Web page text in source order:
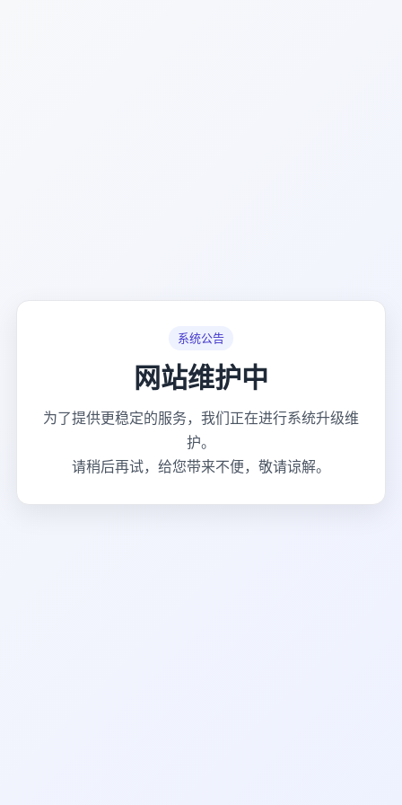
系统公告
网站维护中
为了提供更稳定的服务，我们正在进行系统升级维
护。
请稍后再试，给您带来不便，敬请谅解。